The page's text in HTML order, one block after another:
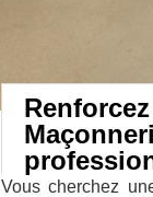
Vous cherchez